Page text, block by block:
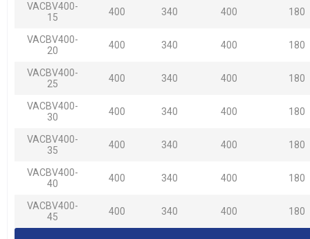
VACBV400-
15
400 340 400 180
VACBV400-
20
400 340 400 180
VACBV400-
25
400 340 400 180
VACBV400-
30
400 340 400 180
VACBV400-
35
400 340 400 180
VACBV400-
40
400 340 400 180
VACBV400-
45
400 340 400 180